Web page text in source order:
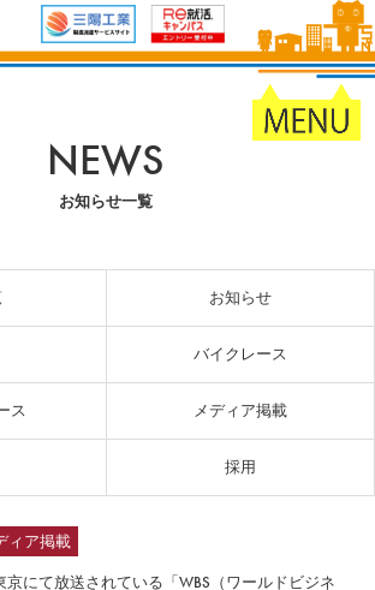
NEWS
お知らせ一覧
お知らせ
バイクレース
ス メディア掲載
採用
京にて放送されている「WBS（ワールドビジネ
ィア掲載